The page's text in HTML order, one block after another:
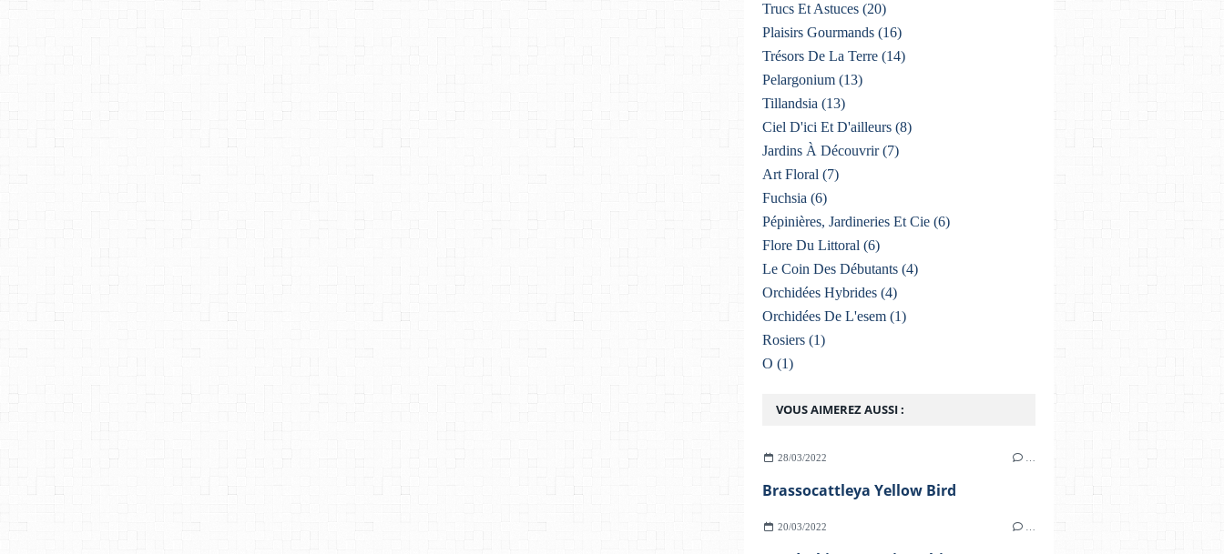
VOUS AIMEREZ AUSSI :
28/03/2022
Brassocattleya Yellow Bird
20/03/2022
Trucs Et Astuces (20)
Plaisirs Gourmands (16)
Trésors De La Terre (14)
Pelargonium (13)
Tillandsia (13)
Ciel D'ici Et D'ailleurs (8)
Jardins À Découvrir(7)
Art Floral (7)
Fuchsia (6)
Pépinières, Jardineries Et Cie (6)
Flore Du Littoral (6)
Le Coin Des Débutants (4)
Orchidées Hybrides (4)
Orchidées De L'esem (1)
Rosiers (1)
O (1)